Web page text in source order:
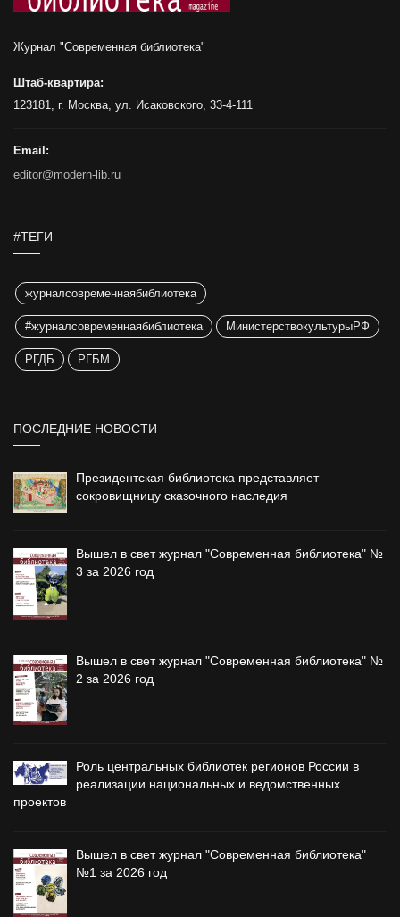
Журнал "Современная библиотека"
Штаб-квартира:
123181, г. Москва, ул. Исаковского, 33-4-111
Email:
editor@modern-lib.ru
#ТЕГИ
журналсовременнаябиблиотека
#журналсовременнаябиблиотека МинистерствокультурыРФ
РГДБ РГБМ
ПОСЛЕДНИЕ НОВОСТИ
Президентская библиотека представляет
сокровищницу сказочного наследия
Вышел в свет журнал "Современная библиотека" №
3 за 2026 год
Вышел в свет журнал "Современная библиотека" №
2 за 2026 год
Роль центральных библиотек регионов России в
реализации национальных и ведомственных
проектов
Вышел в свет журнал "Современная библиотека"
№1 за 2026 год